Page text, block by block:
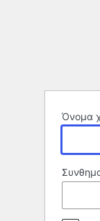
Όνομα